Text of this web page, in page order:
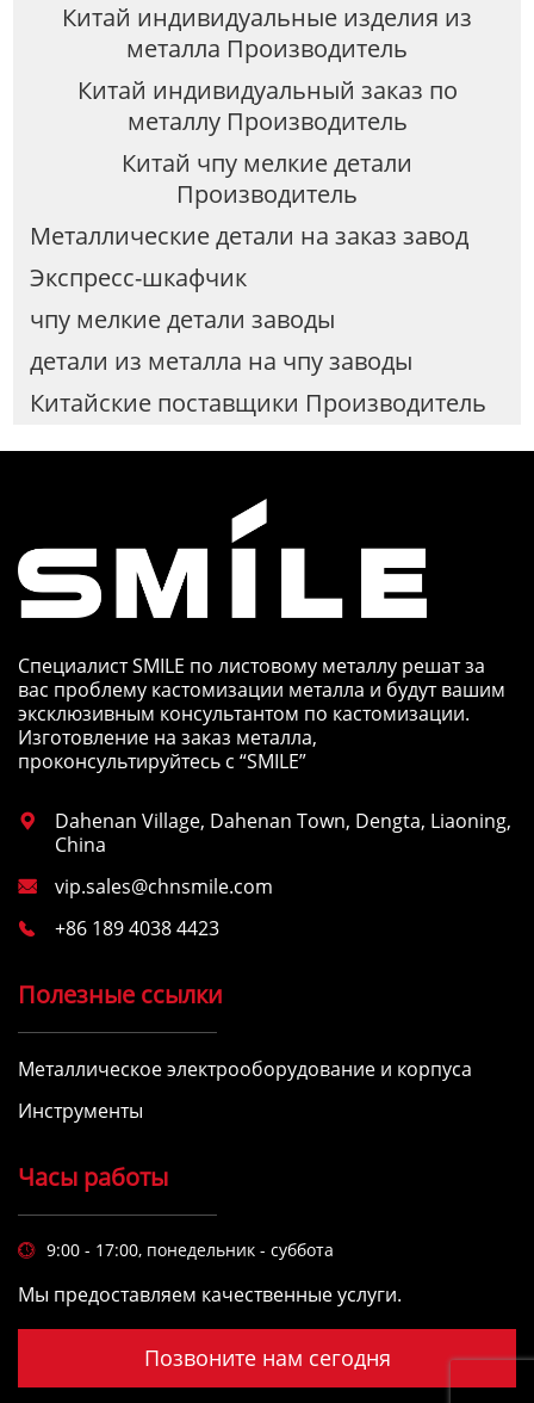
Китай индивидуальные изделия из
металла Производитель
Китай индивидуальный заказ по
металлу Производитель
Китай чпу мелкие детали
Производитель
Металлические детали на заказ завод
Экспресс-шкафчик
чпу мелкие детали заводы
детали из металла на чпу заводы
Китайские поставщики Производитель
Специалист SMILE по листовому металлу решат за
вас проблему кастомизации металла и будут вашим
эксклюзивным консультантом по кастомизации.
Изготовление на заказ металла,
проконсультируйтесь с “SMILE”

Dahenan Village, Dahenan Town, Dengta, Liaoning,
China
 vip.sales@chnsmile.com
 +86 189 4038 4423
Полезные ссылки
Металлическое электрооборудование и корпуса
Инструменты
Часы работы
 9:00 - 17:00, понедельник - суббота
Мы предоставляем качественные услуги.
Позвоните нам сегодня